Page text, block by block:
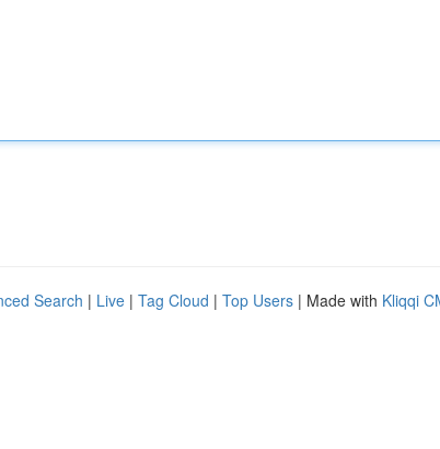
Search | Live | Tag Cloud | Top Users | Made with Kliqqi